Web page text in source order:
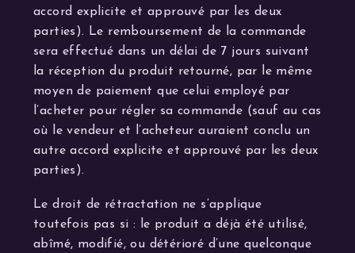
accord explicite et approuvé par les deux
parties). Le remboursement de la commande
sera effectué dans un délai de 7 jours suivant
la réception du produit retourné, par le même
moyen de paiement que celui employé par
l’acheter pour régler sa commande (sauf au cas
où le vendeur et l’acheteur auraient conclu un
autre accord explicite et approuvé par les deux
parties).
Le droit de rétractation ne s’applique
toutefois pas si : le produit a déjà été utilisé,
abîmé, modifié, ou détérioré d’une quelconque